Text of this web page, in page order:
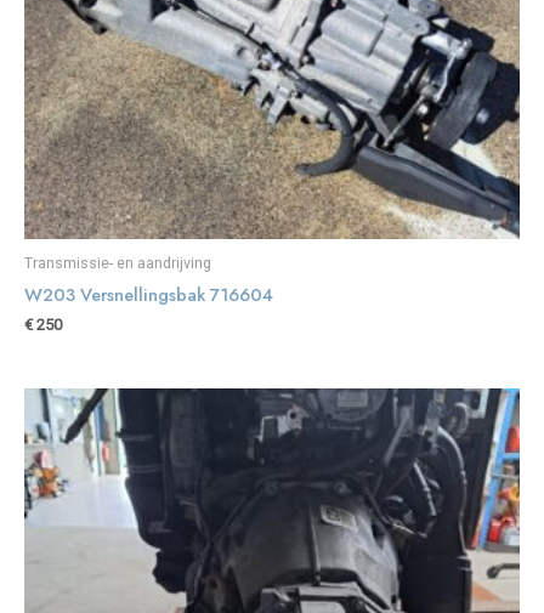
Transmissie- en aandrijving
W203 Versnellingsbak 716604
€250